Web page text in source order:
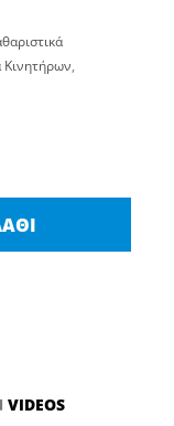
Κινητήρων,
VIDEOS